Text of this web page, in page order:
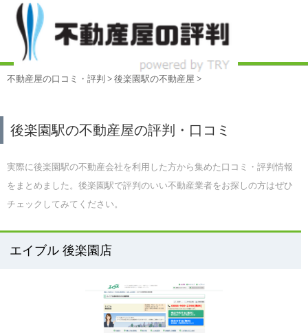
不動産屋の口コミ・評判 > 後楽園駅の不動産屋 >
後楽園駅の不動産屋の評判・口コミ
実際に後楽園駅の不動産会社を利用した方から集めた口コミ・評判情報
をまとめました。後楽園駅で評判のいい不動産業者をお探しの方はぜひ
チェックしてみてください。
エイブル 後楽園店